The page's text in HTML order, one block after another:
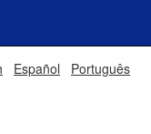
Español Português